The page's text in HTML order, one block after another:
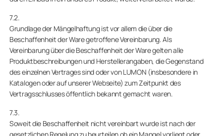
7.2.
Grundlage der Mängelhaftung ist vor allem die über die
Beschaffenheit der Ware getroffene Vereinbarung. Als
Vereinbarung über die Beschaffenheit der Ware gelten alle
Produktbeschreibungen und Herstellerangaben, die Gegenstand
des einzelnen Vertrages sind oder von LUMON (insbesondere in
Katalogen oder auf unserer Webseite) zum Zeitpunkt des
Vertragsschlusses öffentlich bekannt gemacht waren.
7.3.
Soweit die Beschaffenheit nicht vereinbart wurde ist nach der